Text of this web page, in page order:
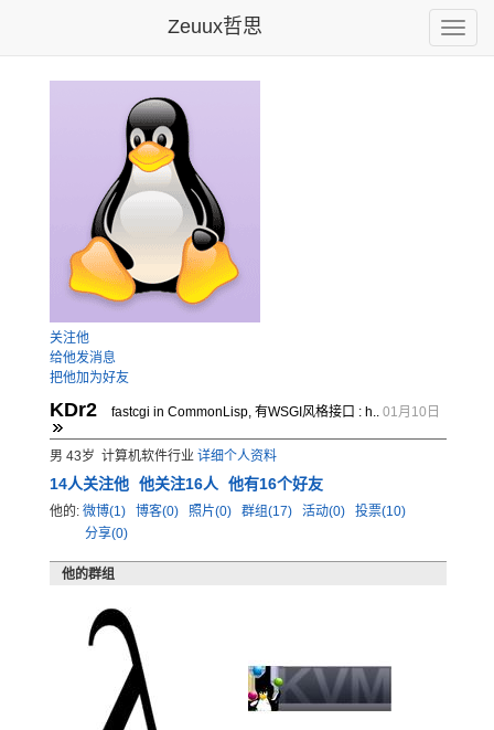
Toggle
Zeuux哲思
关注他
给他发消息
把他加为好友
KDr2 fastcgi in CommonLisp, 有WSGI风格接口 : h.. 01月10日
男 43岁 计算机软件行业 详细个人资料
14人关注他 他关注16人 他有16个好友
他的: 微博(1) 博客(0) 照片(0) 群组(17) 活动(0)
投票(10)
分享(0)
他的群组